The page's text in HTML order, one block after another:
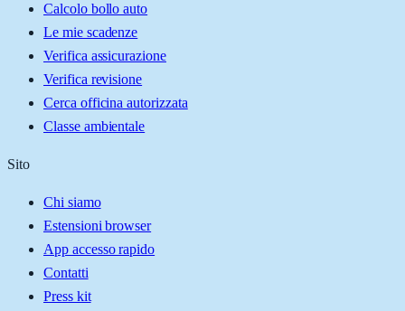
Calcolo bollo auto
Le mie scadenze
Verifica assicurazione
Verifica revisione
Cerca officina autorizzata
Classe ambientale
Sito
Chi siamo
Estensioni browser
App accesso rapido
Contatti
Press kit